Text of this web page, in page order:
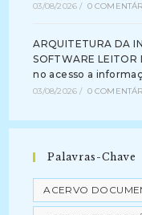
03/08/2026 / 0
ARQUITETURA DA
SOFTWARE
no acesso a
03/08/2026 / 0
Palavras-Chave
ACERVO